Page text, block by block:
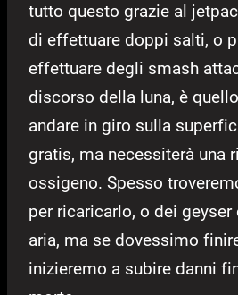
tutto questo grazie al
di effettuare doppi salti, o
effettuare degli smash
discorso della luna, è
andare in giro sulla
gratis, ma necessiterà una
ossigeno. Spesso
per ricaricarlo, o dei
aria, ma se dovessimo
inizieremo a subire danni